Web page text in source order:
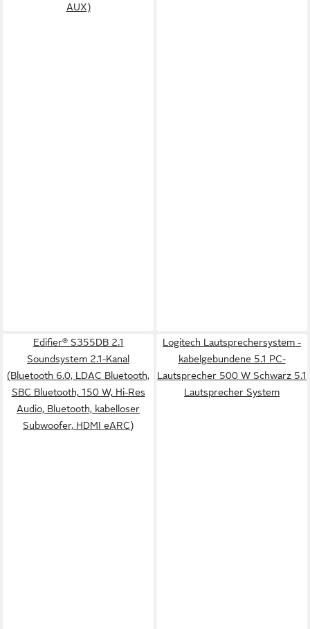
AUX)
Edifier® S355DB 2.1
Soundsystem 2.1-Kanal
(Bluetooth 6.0, LDAC Bluetooth,
SBC Bluetooth, 150 W, Hi-Res
Audio, Bluetooth, kabelloser
Subwoofer, HDMI eARC)
Logitech Lautsprechersystem -
kabelgebundene 5.1 PC-
Lautsprecher 500 W Schwarz 5.1
Lautsprecher System